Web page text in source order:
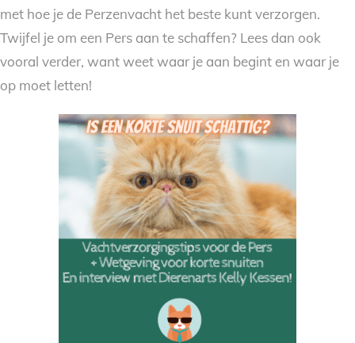
met hoe je de Perzenvacht het beste kunt verzorgen.
Twijfel je om een Pers aan te schaffen? Lees dan ook
vooral verder, want weet waar je aan begint en waar je
op moet letten!